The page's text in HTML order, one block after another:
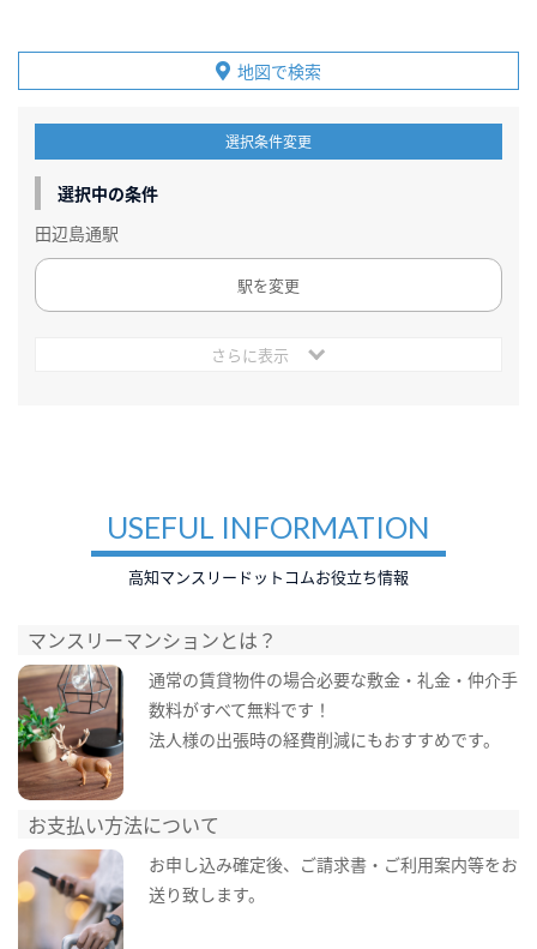
地図で検索
選択条件変更
選択中の条件
田辺島通駅
駅を変更
さらに表示
USEFUL INFORMATION
高知マンスリードットコムお役立ち情報
マンスリーマンションとは？
通常の賃貸物件の場合必要な敷金・礼金・仲介手
数料がすべて無料です！
法人様の出張時の経費削減にもおすすめです。
お支払い方法について
お申し込み確定後、ご請求書・ご利用案内等をお
送り致します。